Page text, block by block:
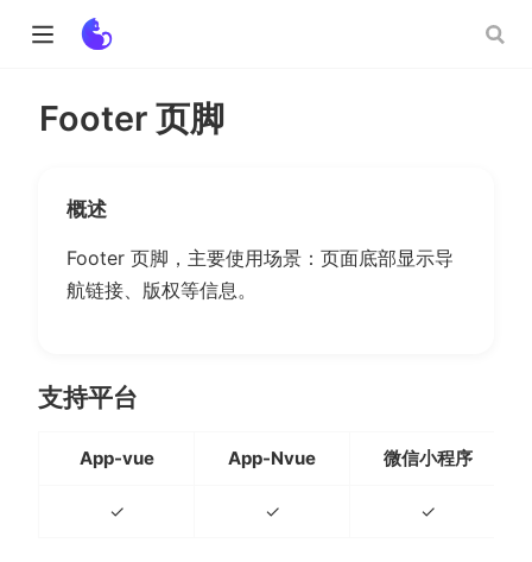
Footer 页脚
概述
Footer 页脚，主要使用场景：页面底部显示导
航链接、版权等信息。
支持平台
App-vue App-Nvue 微信小程序
✓ ✓ ✓